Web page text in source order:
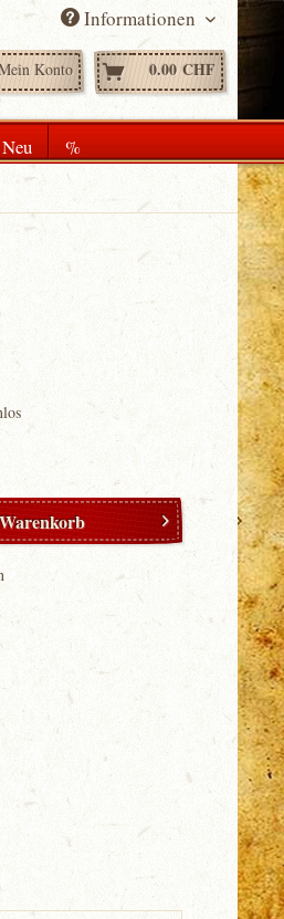
Informationen
Konto 0.00 CHF
Neu %
Warenkorb